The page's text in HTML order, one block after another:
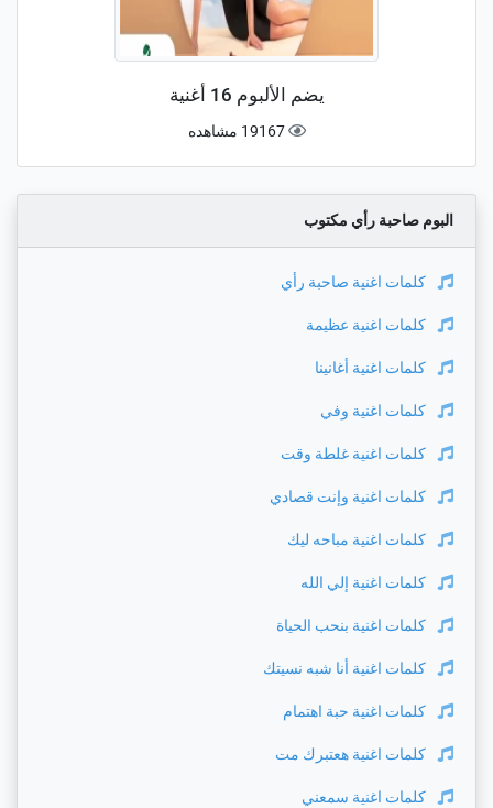
يضم الألبوم 16 أغنية
19167 مشاهده
البوم صاحبة رأي مكتوب
كلمات اغنية صاحبة رأي
كلمات اغنية عظيمة
كلمات اغنية أغانينا
كلمات اغنية وفي
كلمات اغنية غلطة وقت
كلمات اغنية وإنت قصادي
كلمات اغنية مباحه ليك
كلمات اغنية إلي الله
كلمات اغنية بنحب الحياة
كلمات اغنية أنا شبه نسيتك
كلمات اغنية حبة اهتمام
كلمات اغنية هعتبرك مت
كلمات اغنية سمعني